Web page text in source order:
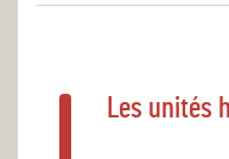
Les unités